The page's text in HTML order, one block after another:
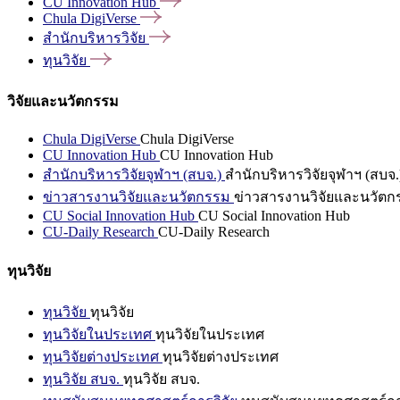
Chula DigiVerse
สำนักบริหารวิจัย
ทุนวิจัย
วิจัยและนวัตกรรม
Chula DigiVerse Chula DigiVerse
CU Innovation Hub CU Innovation Hub
สำนักบริหารวิจัยจุฬาฯ (สบจ.) สำนักบริหารวิจัยจุฬาฯ (สบจ
ข่าวสารงานวิจัยและนวัตกรรม ข่าวสารงานวิจัยและนวัตก
CU Social Innovation Hub CU Social Innovation Hub
CU-Daily Research CU-Daily Research
ทุนวิจัย
ทุนวิจัย ทุนวิจัย
ทุนวิจัยในประเทศ ทุนวิจัยในประเทศ
ทุนวิจัยต่างประเทศ ทุนวิจัยต่างประเทศ
ทุนวิจัย สบจ. ทุนวิจัย สบจ.